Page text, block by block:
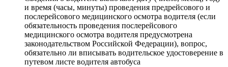
и время (часы, минуты) проведения предрейсового и
послерейсового медицинского осмотра водителя (если
обязательность проведения послерейсового
медицинского осмотра водителя предусмотрена
законодательством Российской Федерации), вопрос,
обязательно ли вписывать водительское удостоверение в
путевом листе водителя автобуса